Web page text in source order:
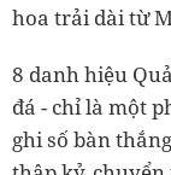
hoa trải dài từ
8 danh hiệu
đá - chỉ là một
ghi số bàn